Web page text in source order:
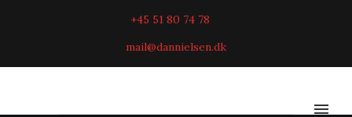
+45 51 80 74 78
mail@dannielsen.dk